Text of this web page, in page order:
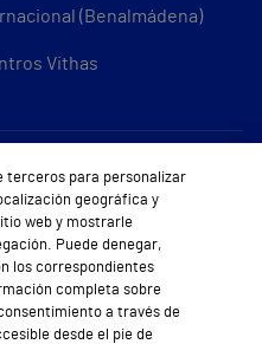
(Benalmádena)
Vithas
Vithas
Médica
terceros para personalizar
geográfica y
web y mostrarle
Puede denegar,
los correspondientes
completa sobre
a través de
desde el pie de